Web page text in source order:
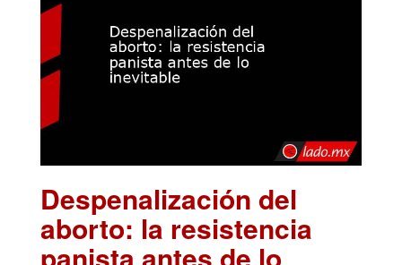
Despenalización del
aborto: la resistencia